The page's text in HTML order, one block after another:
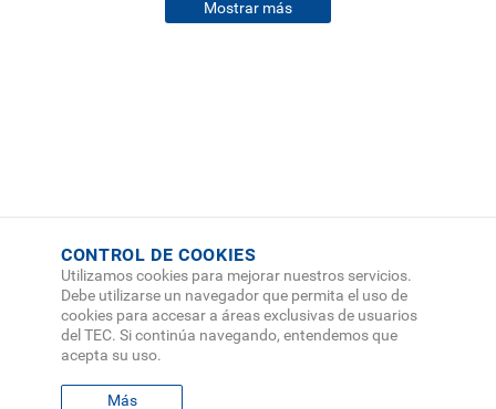
Mostrar más
CONTROL DE COOKIES
Utilizamos cookies para mejorar nuestros servicios.
Debe utilizarse un navegador que permita el uso de
cookies para accesar a áreas exclusivas de usuarios
del TEC. Si continúa navegando, entendemos que
acepta su uso.
Más